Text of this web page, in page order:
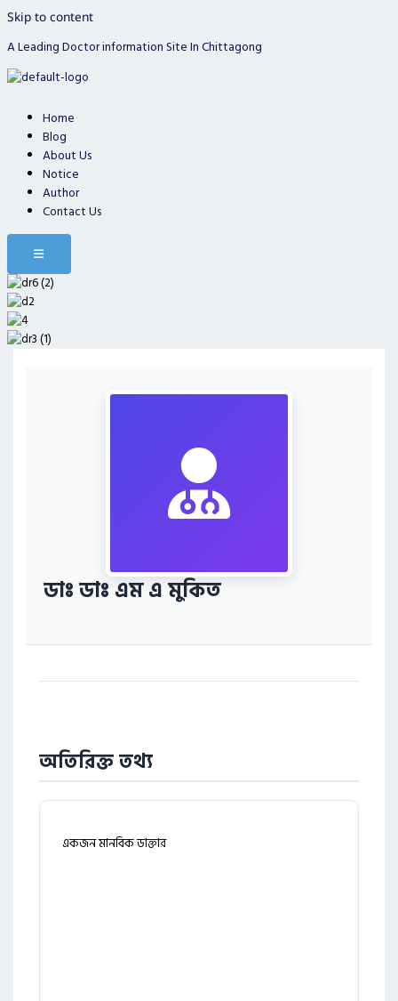
Skip to content
A Leading Doctor information Site In Chittagong
Home
Blog
About Us
Notice
Author
Contact Us
Hamburger Toggle Menu
ডাঃ ডাঃ এম এ মুকিত
অতিরিক্ত তথ্য
একজন মানবিক ডাক্তার